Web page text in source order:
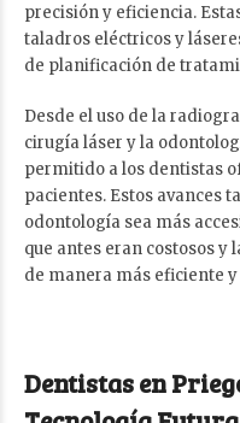
precisión y eficiencia.
taladros eléctricos y
de planificación de
Desde el uso de la
cirugía láser y la
permitido a los dentistas
pacientes. Estos avances
odontología sea más
que antes eran costosos y
de manera más eficiente
Dentistas en